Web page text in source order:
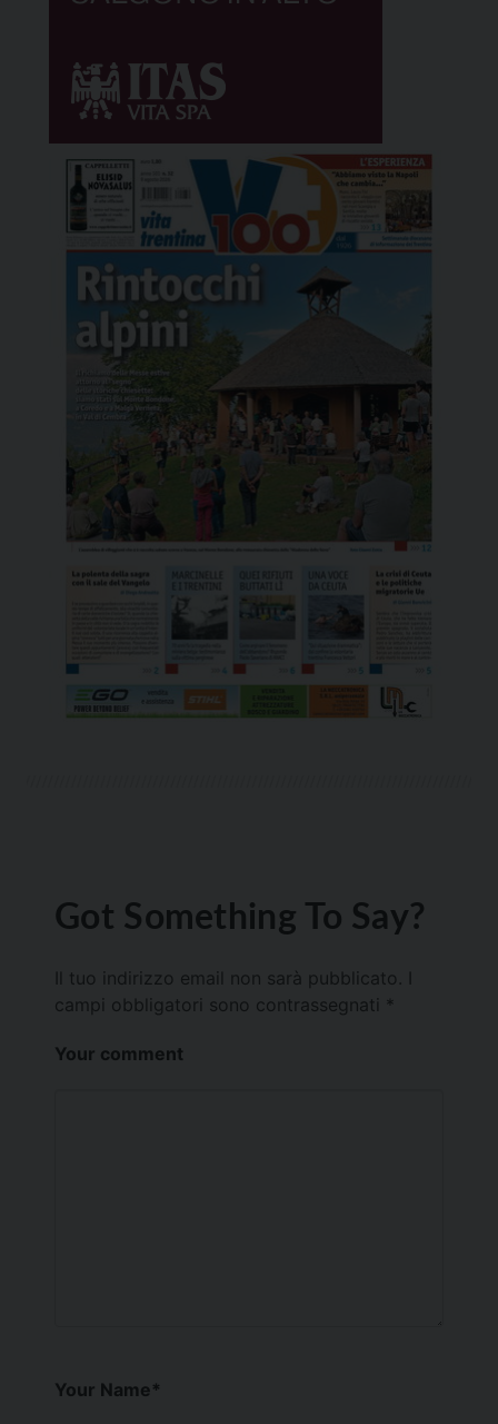
Got Something To Say?
Il tuo indirizzo email non sarà pubblicato.
campi obbligatori sono contrassegnati *
Your comment
Your Name*